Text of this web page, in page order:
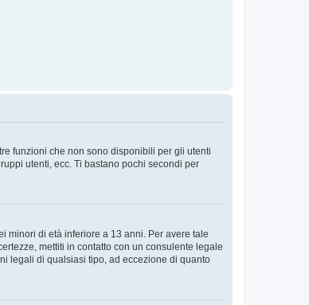
funzioni che non sono disponibili per gli utenti
utenti, ecc. Ti bastano pochi secondi per
minori di età inferiore a 13 anni. Per avere tale
mettiti in contatto con un consulente legale
legali di qualsiasi tipo, ad eccezione di quanto